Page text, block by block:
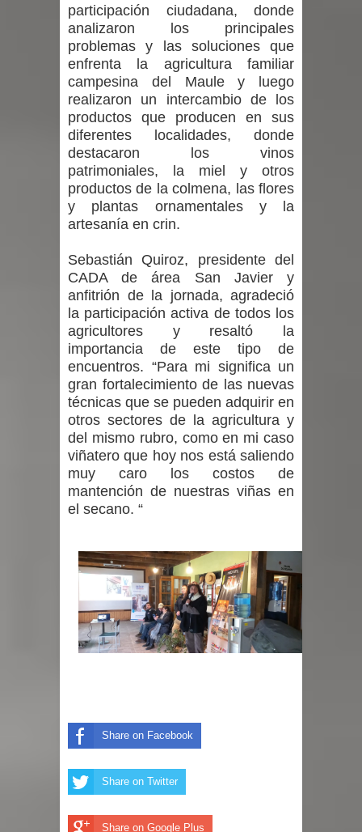
participación ciudadana, donde
analizaron los principales
problemas y las soluciones que
enfrenta la agricultura familiar
campesina del Maule y luego
realizaron un intercambio de los
productos que producen en sus
diferentes localidades, donde
destacaron los vinos
patrimoniales, la miel y otros
productos de la colmena, las flores
y plantas ornamentales y la
artesanía en crin.
Sebastián Quiroz, presidente del
CADA de área San Javier y
anfitrión de la jornada, agradeció
la participación activa de todos los
agricultores y resaltó la
importancia de este tipo de
encuentros. “Para mi significa un
gran fortalecimiento de las nuevas
técnicas que se pueden adquirir en
otros sectores de la agricultura y
del mismo rubro, como en mi caso
viñatero que hoy nos está saliendo
muy caro los costos de
mantención de nuestras viñas en
el secano. “
Share on Facebook
Share on Twitter
Share on Google Plus